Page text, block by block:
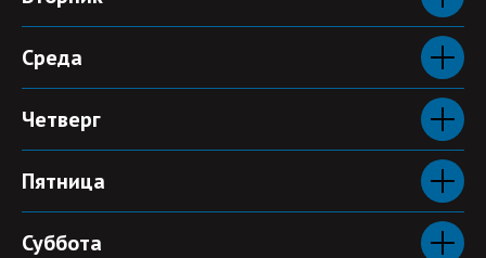
Среда
Четверг
Пятница
Суббота